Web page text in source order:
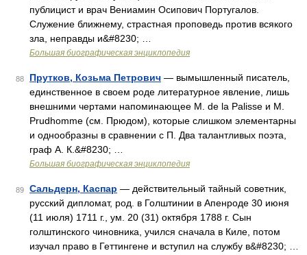
публицист и врач Вениамин Осипович Португалов.
Служение ближнему, страстная проповедь против всякого
зла, неправды и&#8230; …
Большая биографическая энциклопедия
88 Прутков, Козьма Петрович — вымышленный писатель,
единственное в своем роде литературное явление, лишь
внешними чертами напоминающее M. de la Palisse и M.
Prudhomme (см. Прюдом), которые слишком элементарны
и однообразны в сравнении с П. Два талантливых поэта,
граф А. К.&#8230; …
Большая биографическая энциклопедия
89 Сальдерн, Каспар — действительный тайный советник,
русский дипломат, род. в Голштинии в Апенроде 30 июня
(11 июля) 1711 г., ум. 20 (31) октября 1788 г. Сын
голштинского чиновника, учился сначала в Киле, потом
изучал право в Геттингене и вступил на службу в&#8230; …